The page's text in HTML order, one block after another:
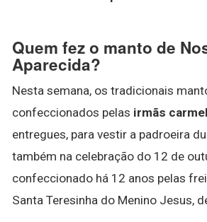
Quem fez o manto de
Aparecida?
Nesta semana, os tradicionais
confeccionados pelas irmãs
entregues, para vestir a padroeira
também na celebração do 12 de
confeccionado há 12 anos pelas
Santa Teresinha do Menino Jesus,